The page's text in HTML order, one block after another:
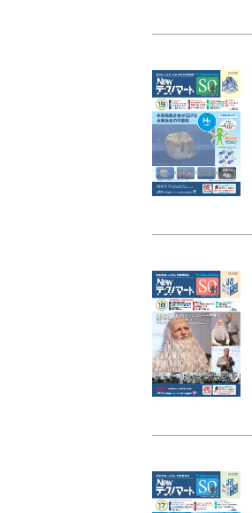
会社情報
トップメッセージ
サステナビリティ